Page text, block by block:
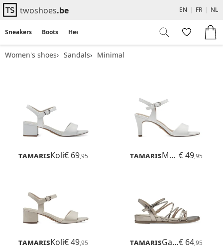
twoshoes.be EN | FR | NL
Sneakers Boots Heels
Women's shoes Sandals Minimal
TamarisKoli€ 69,95 Tamaris Meliah € 49,95
TamarisKoli€ 49,95 Tamaris Gabriella€ 64,95